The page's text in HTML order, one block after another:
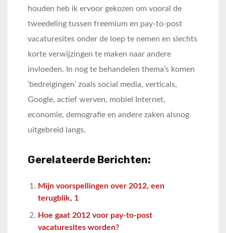
houden heb ik ervoor gekozen om vooral de
tweedeling tussen freemium en pay-to-post
vacaturesites onder de loep te nemen en slechts
korte verwijzingen te maken naar andere
invloeden. In nog te behandelen thema’s komen
‘bedreigingen’ zoals social media, verticals,
Google, actief werven, mobiel Internet,
economie, demografie en andere zaken alsnog
uitgebreid langs.
Gerelateerde Berichten:
Mijn voorspellingen over 2012, een
terugblik, 1
Hoe gaat 2012 voor pay-to-post
vacaturesites worden?